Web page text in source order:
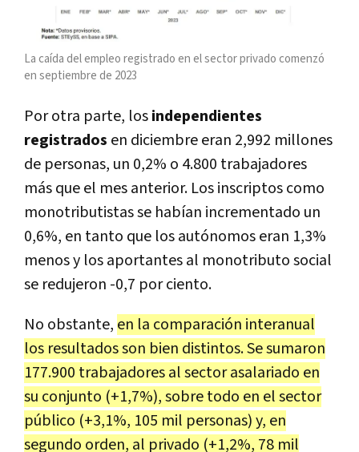
La caída del empleo registrado en el sector privado comenzó
en septiembre de 2023
Por otra parte, losindependientes
registrados en diciembre eran 2,992 millones
de personas, un 0,2% o 4.800 trabajadores
más que el mes anterior. Los inscriptos como
monotributistas se habían incrementado un
0,6%, en tanto que los autónomos eran 1,3%
menos y los aportantes al monotributo social
se redujeron -0,7 por ciento.
No obstante, en la comparación interanual
los resultados son bien distintos. Se sumaron
177.900 trabajadores al sector asalariado en
su conjunto (+1,7%), sobre todo en el sector
público (+3,1%, 105 mil personas) y, en
segundo orden, al privado (+1,2%, 78 mil